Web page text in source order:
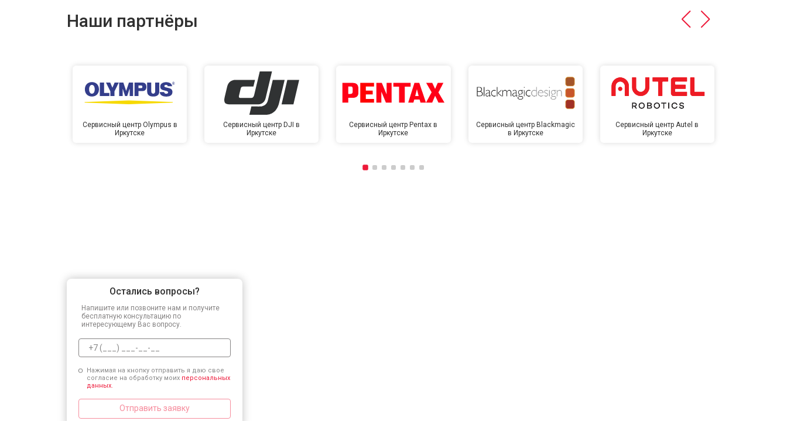
Наши партнёры
Сервисный центр Olympus в
Иркутске
Сервисный центр DJI в
Иркутске
Сервисный центр Pentax в
Иркутске
Сервисный центр Blackmagic
в Иркутске
Сервисный центр Autel в
Иркутске
Остались вопросы?
Напишите или позвоните нам и получите
бесплатную консультацию по
интересующему Вас вопросу.
Нажимая на кнопку отправить я даю свое
согласие на обработку моих персональных
данных.
Отправить заявку